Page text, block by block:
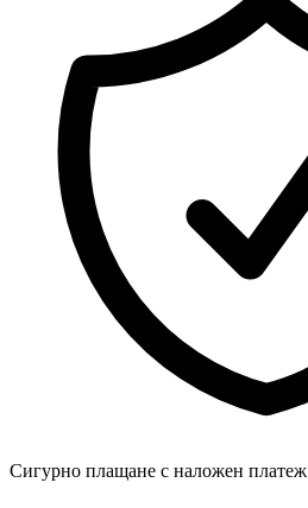
Сигурно плащане с наложен платеж